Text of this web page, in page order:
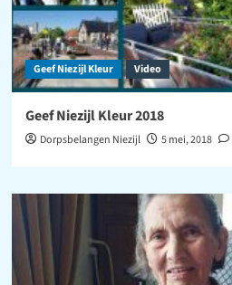
Geef Niezijl Kleur Video
Geef Niezijl Kleur 2018
Dorpsbelangen Niezijl 5 mei, 2018